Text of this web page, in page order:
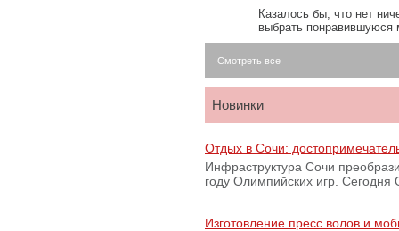
Казалось бы, что нет
выбрать
Смотреть все
Новинки
Отдых в Сочи:
Инфраструктура Сочи
году Олимпийских игр.
Изготовление пресс волов и